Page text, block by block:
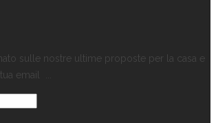
sulle nostre ultime proposte per la casa e
email ...